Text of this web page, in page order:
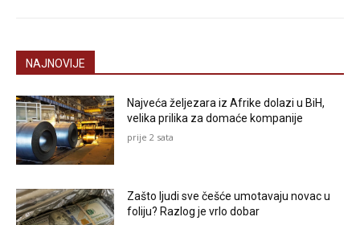
NAJNOVIJE
Najveća željezara iz Afrike dolazi u BiH,
velika prilika za domaće kompanije
prije 2 sata
Zašto ljudi sve češće umotavaju novac u
foliju? Razlog je vrlo dobar